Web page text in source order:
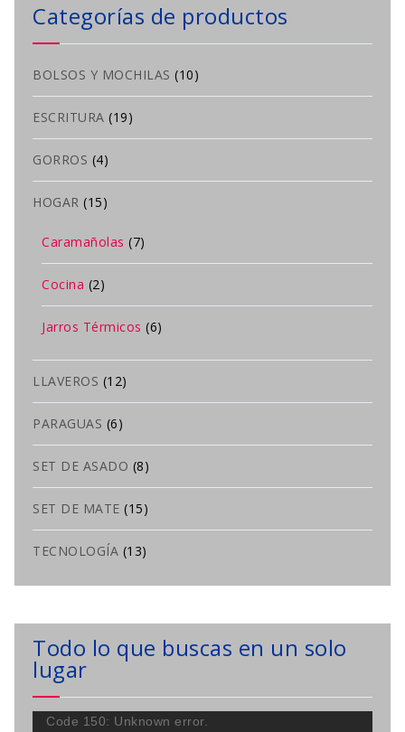
Categorías de productos
BOLSOS Y MOCHILAS (10)
ESCRITURA (19)
GORROS (4)
HOGAR (15)
Caramañolas (7)
Cocina (2)
Jarros Térmicos (6)
LLAVEROS (12)
PARAGUAS (6)
SET DE ASADO (8)
SET DE MATE (15)
TECNOLOGÍA (13)
Todo lo que buscas en un solo
lugar
Reproductor
Code 150: Unknown error.